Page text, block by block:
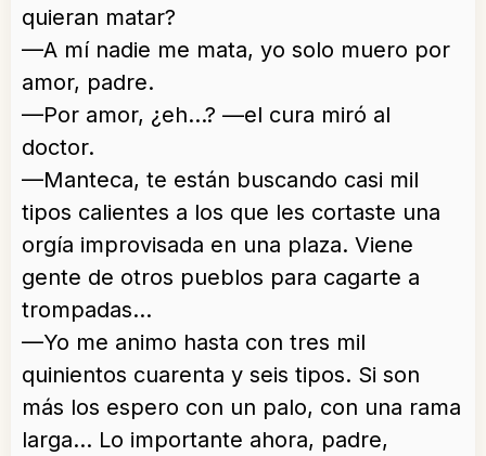
quieran matar?
—A mí nadie me mata, yo solo muero por
amor, padre.
—Por amor, ¿eh…? —el cura miró al
doctor.
—Manteca, te están buscando casi mil
tipos calientes a los que les cortaste una
orgía improvisada en una plaza. Viene
gente de otros pueblos para cagarte a
trompadas…
—Yo me animo hasta con tres mil
quinientos cuarenta y seis tipos. Si son
más los espero con un palo, con una rama
larga… Lo importante ahora, padre,